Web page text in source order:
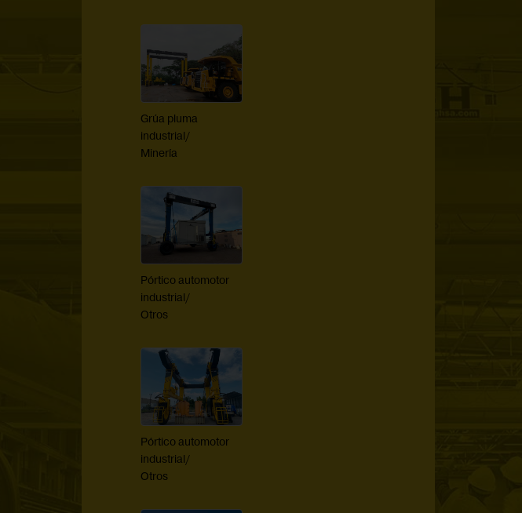
Grúa pluma
industrial/
Minería
Pórtico automotor
industrial/
Otros
Pórtico automotor
industrial/
Otros